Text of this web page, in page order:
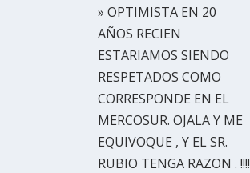
» OPTIMISTA EN 20
AÑOS RECIEN
ESTARIAMOS SIENDO
RESPETADOS COMO
CORRESPONDE EN EL
MERCOSUR. OJALA Y ME
EQUIVOQUE , Y EL SR.
RUBIO TENGA RAZON . !!!!